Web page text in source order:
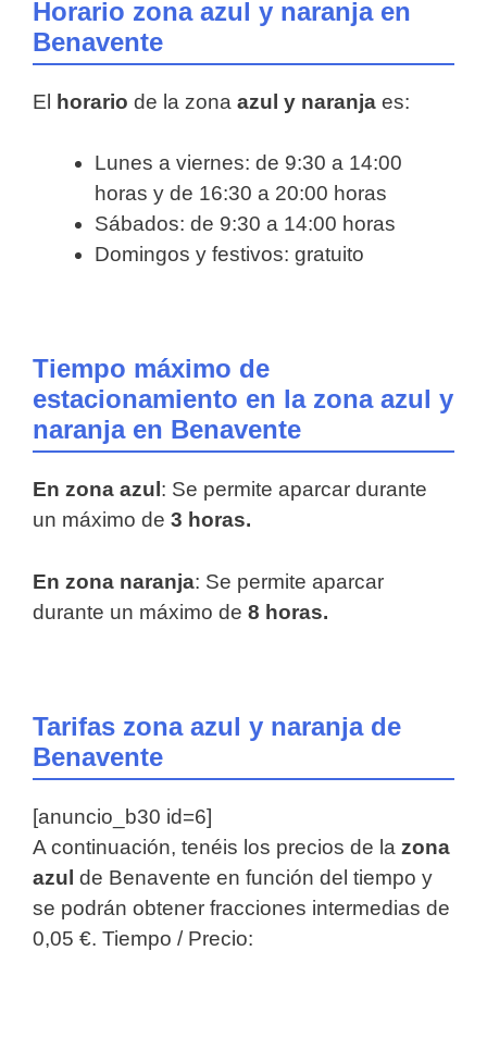
Horario zona azul y naranja en
Benavente
El horario de la zona azul y naranja es:
Lunes a viernes: de 9:30 a 14:00
horas y de 16:30 a 20:00 horas
Sábados: de 9:30 a 14:00 horas
Domingos y festivos: gratuito
Tiempo máximo de
estacionamiento en la zona azul y
naranja en Benavente
En zona azul : Se permite aparcar durante
un máximo de 3 horas.
En zona naranja: Se permite aparcar
durante un máximo de 8 horas.
Tarifas zona azul y naranja de
Benavente
[anuncio_b30 id=6]
A continuación, tenéis los precios de la zona
azul de Benavente en función del tiempo y
se podrán obtener fracciones intermedias de
0,05 €. Tiempo / Precio: